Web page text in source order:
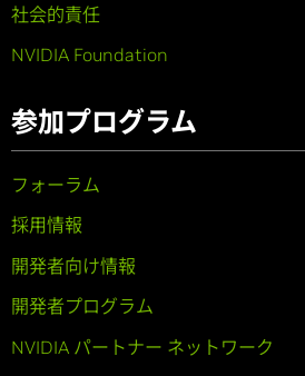
社会的責任
NVIDIA Foundation
参加プログラム
フォーラム
採用情報
開発者向け情報
開発者プログラム
NVIDIA パートナー ネットワーク